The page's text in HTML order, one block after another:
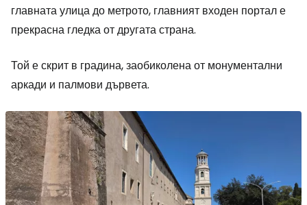
главната улица до метрото, главният входен портал е
прекрасна гледка от другата страна.
Той е скрит в градина, заобиколена от монументални
аркади и палмови дървета.